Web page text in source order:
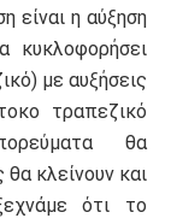
είναι η αύξηση
κυκλοφορήσει
με αυξήσεις
τραπεζικό
θα
θα κλείνουν και
ότι το